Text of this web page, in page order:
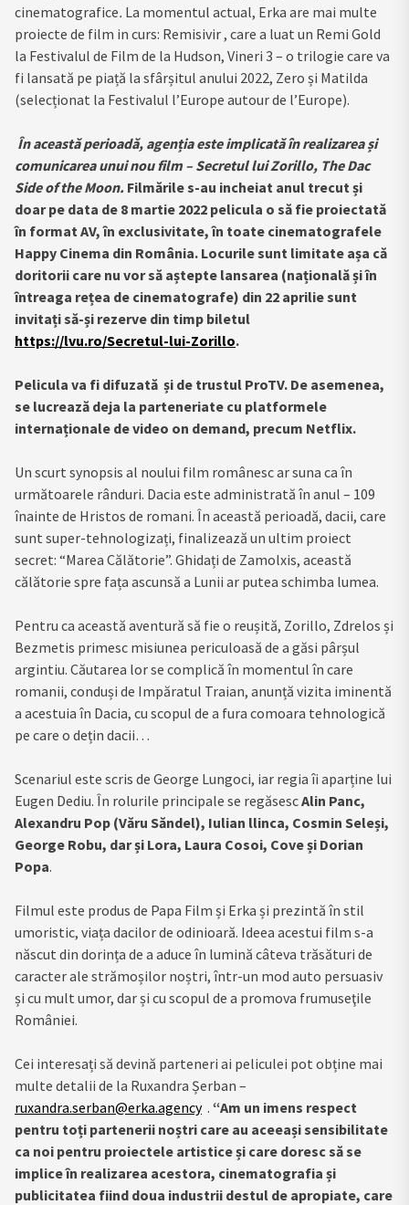
cinematografice. La momentul actual, Erka are mai multe
proiecte de film in curs: Remisivir , care a luat un Remi Gold
la Festivalul de Film de la Hudson, Vineri 3 – o trilogie care va
fi lansată pe piață la sfârșitul anului 2022, Zero și Matilda
(selecționat la Festivalul l’Europe autour de l’Europe).
În această perioadă, agenția este implicată în realizarea și
comunicarea unui nou film – Secretul lui Zorillo, The Dac
Side of the Moon. Filmările s-au incheiat anul trecut și
doar pe data de 8 martie 2022 pelicula o să fie proiectată
în format AV, în exclusivitate, în toate cinematografele
Happy Cinema din România. Locurile sunt limitate așa că
doritorii care nu vor să aștepte lansarea (națională și în
întreaga rețea de cinematografe) din 22 aprilie sunt
invitați să-și rezerve din timp biletul
https://lvu.ro/Secretul-lui-Zorillo.
Pelicula va fi difuzată și de trustul ProTV. De asemenea,
se lucrează deja la parteneriate cu platformele
internaționale de video on demand, precum Netflix.
Un scurt synopsis al noului film românesc ar suna ca în
următoarele rânduri. Dacia este administrată în anul – 109
înainte de Hristos de romani. În această perioadă, dacii, care
sunt super-tehnologizați, finalizează un ultim proiect
secret: “Marea Călătorie”. Ghidați de Zamolxis, această
călătorie spre fața ascunsă a Lunii ar putea schimba lumea.
Pentru ca această aventură să fie o reușită, Zorillo, Zdrelos și
Bezmetis primesc misiunea periculoasă de a găsi pârșul
argintiu. Căutarea lor se complică în momentul în care
romanii, conduși de Impăratul Traian, anunță vizita iminentă
a acestuia în Dacia, cu scopul de a fura comoara tehnologică
pe care o dețin dacii…
Scenariul este scris de George Lungoci, iar regia îi aparține lui
Eugen Dediu. În rolurile principale se regăsescAlin Panc,
Alexandru Pop (Văru Săndel), Iulian llinca, Cosmin Seleși,
George Robu, dar și Lora, Laura Cosoi, Cove și Dorian
Popa.
Filmul este produs de Papa Film și Erka și prezintă în stil
umoristic, viața dacilor de odinioară. Ideea acestui film s-a
născut din dorința de a aduce în lumină câteva trăsături de
caracter ale strămoșilor noștri, într-un mod auto persuasiv
și cu mult umor, dar și cu scopul de a promova frumuseţile
României.
Cei interesați să devină parteneri ai peliculei pot obține mai
multe detalii de la Ruxandra Șerban –
ruxandra.serban@erka.agency. “Am un imens respect
pentru toți partenerii noștri care au aceeași sensibilitate
ca noi pentru proiectele artistice și care doresc să se
implice în realizarea acestora, cinematografia și
publicitatea fiind doua industrii destul de apropiate, care